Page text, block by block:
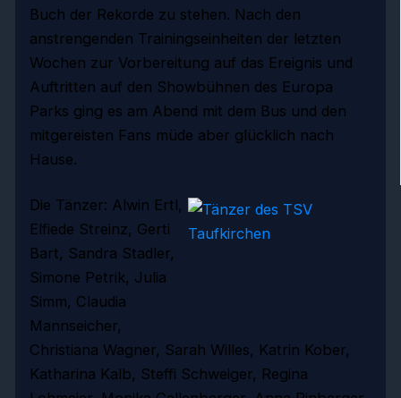
Buch der Rekorde zu stehen. Nach den
anstrengenden Trainingseinheiten der letzten
Wochen zur Vorbereitung auf das Ereignis und
Auftritten auf den Showbühnen des Europa
Parks ging es am Abend mit dem Bus und den
mitgereisten Fans müde aber glücklich nach
Hause.
Die Tänzer: Alwin Ertl,
Elfiede Streinz, Gerti
Bart, Sandra Stadler,
Simone Petrik, Julia
Simm, Claudia
Mannseicher,
Christiana Wagner, Sarah Willes, Katrin Kober,
Katharina Kalb, Steffi Schweiger, Regina